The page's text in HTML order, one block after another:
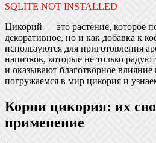
SQLITE NOT INSTALLED
Цикорий — это растение, которое
декоративное, но и как добавка к
используются для приготовления
напитков, которые не только
и оказывают благотворное влияние
погружаемся в мир цикория и
Корни цикория: их
применение